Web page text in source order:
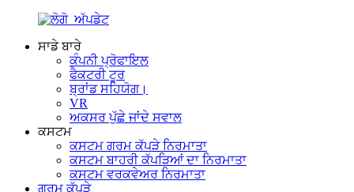
ਸਾਡੇ ਬਾਰੇ
ਕੰਪਨੀ ਪ੍ਰੋਫਾਇਲ
ਫੈਕਟਰੀ ਟੂਰ
ਬ੍ਰਾਂਡ ਸਹਿਯੋਗ।
VR
ਅਕਸਰ ਪੁੱਛੇ ਜਾਂਦੇ ਸਵਾਲ
ਕਸਟਮ
ਕਸਟਮ ਗਰਮ ਕੱਪੜੇ ਨਿਰਮਾਤਾ
ਕਸਟਮ ਬਾਹਰੀ ਕੱਪੜਿਆਂ ਦਾ ਨਿਰਮਾਤਾ
ਕਸਟਮ ਵਰਕਵੇਅਰ ਨਿਰਮਾਤਾ
ਗਰਮ ਕੱਪੜੇ